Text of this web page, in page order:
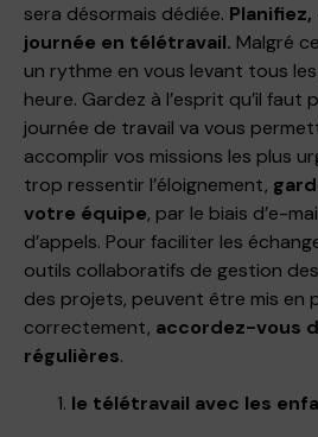
sera désormais dédiée.
journée en télétravail. Malgré
un rythme en vous levant tous
heure. Gardez à l’esprit qu’il
journée de travail va vous
accomplir vos missions les plus
trop ressentir l’éloignement,
votre équipe, par le biais d’e-
d’appels. Pour faciliter les
outils collaboratifs de gestion
des projets, peuvent être mis en
correctement, accordez-vous
régulières.
le télétravail avec les